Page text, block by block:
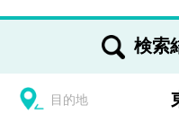
検索
目的地